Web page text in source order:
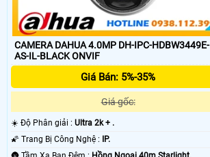
CAMERA DAHUA 4.0MP DH-IPC-HDBW3449E-
AS-IL-BLACK ONVIF
Giá Bán: 5%-35%
Giá gốc:
☀️ Độ Phân giải : Ultra 2k + .
🌠 Trang Bị Công Nghệ :
IP.